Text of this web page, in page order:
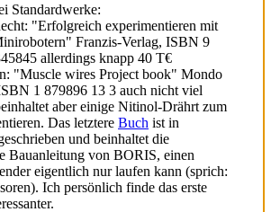
Standardwerke:
"Erfolgreich experimentieren mit
Franzis-Verlag, ISBN 9
allerdings knapp 40 T€
"Muscle wires Project book" Mondo
1 879896 13 3 auch nicht viel
aber einige Nitinol-Drährt zum
Das letztere Buch ist in
und beinhaltet die
Bauanleitung von BORIS, einen
eigentlich nur laufen kann (sprich:
Ich persönlich finde das erste